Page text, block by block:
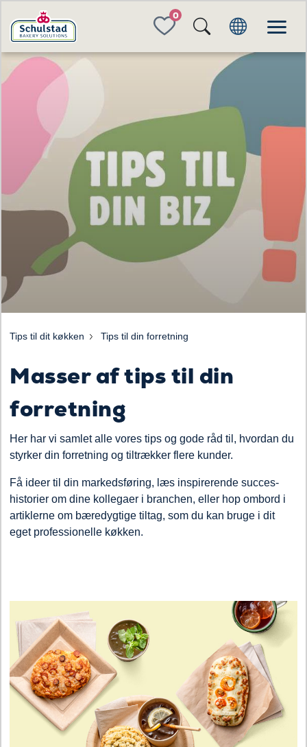
FAVORITES
Tips til dit køkken Tips til din forretning
Masser af tips til din
forretning
Her har vi samlet alle vores tips og gode råd til, hvordan du
styrker din forretning og tiltrækker flere kunder.
Få ideer til din markedsføring, læs inspirerende succes-
historier om dine kollegaer i branchen, eller hop ombord i
artiklerne om bæredygtige tiltag, som du kan bruge i dit
eget professionelle køkken.